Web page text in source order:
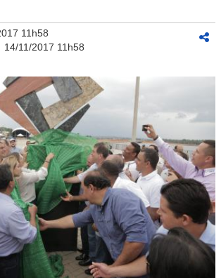
11h58
14/11/2017 11h58